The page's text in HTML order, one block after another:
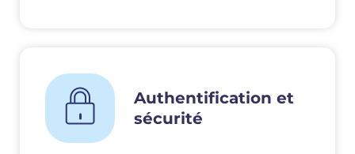
Authentification et
sécurité